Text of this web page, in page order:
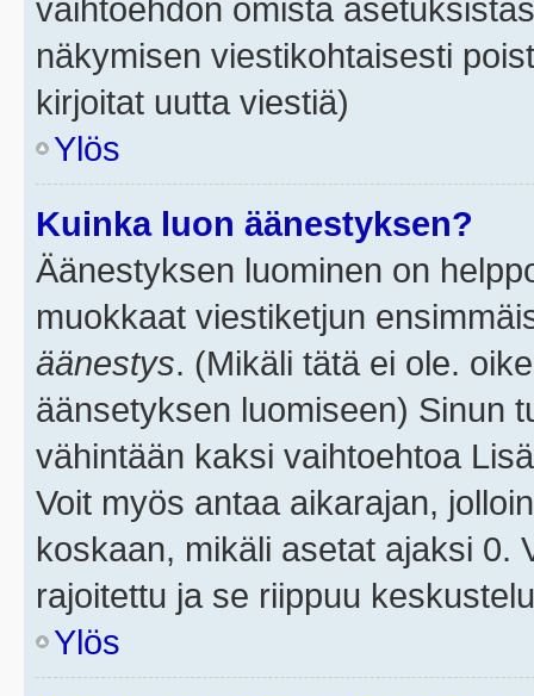
vaihtoehdon omista
näkymisen viestikohtaisesti
kirjoitat uutta viestiä)
Ylös
Kuinka luon äänestyksen?
Äänestyksen luominen on
muokkaat viestiketjun
äänestys. (Mikäli tätä ei ole.
äänsetyksen luomiseen) Sinun
vähintään kaksi vaihtoehtoa
Voit myös antaa aikarajan,
koskaan, mikäli asetat ajaksi 0.
rajoitettu ja se riippuu
Ylös